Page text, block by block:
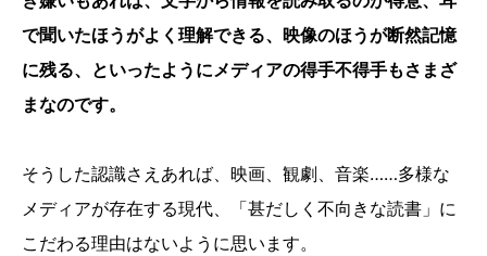
で聞いたほうがよく理解できる、映像のほうが断然記憶
に残る、といったようにメディアの得手不得手もさまざ
まなのです。
そうした認識さえあれば、映画、観劇、音楽……多様な
メディアが存在する現代、「甚だしく不向きな読書」に
こだわる理由はないように思います。